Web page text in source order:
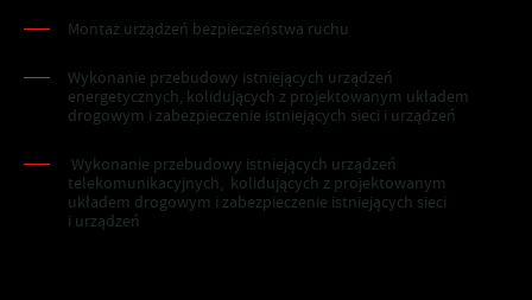
Montaż urządzeń bezpieczeństwa ruchu
Wykonanie przebudowy istniejących urządzeń
energetycznych, kolidujących z projektowanym układem
drogowym i zabezpieczenie istniejących sieci i urządzeń
Wykonanie przebudowy istniejących urządzeń
telekomunikacyjnych, kolidujących z projektowanym
układem drogowym i zabezpieczenie istniejących sieci
i urządzeń